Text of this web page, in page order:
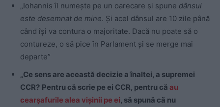
„Iohannis îl numeşte pe un oarecare şi spune dânsul
este desemnat de mine. Şi acel dânsul are 10 zile până
când îşi va contura o majoritate. Dacă nu poate să o
contureze, o să pice în Parlament şi se merge mai
departe”
„Ce sens are această decizie a înaltei, a supremei
CCR? Pentru că scrie pe ei CCR, pentru că au
cearşafurile alea vişinii pe ei, să spună că nu